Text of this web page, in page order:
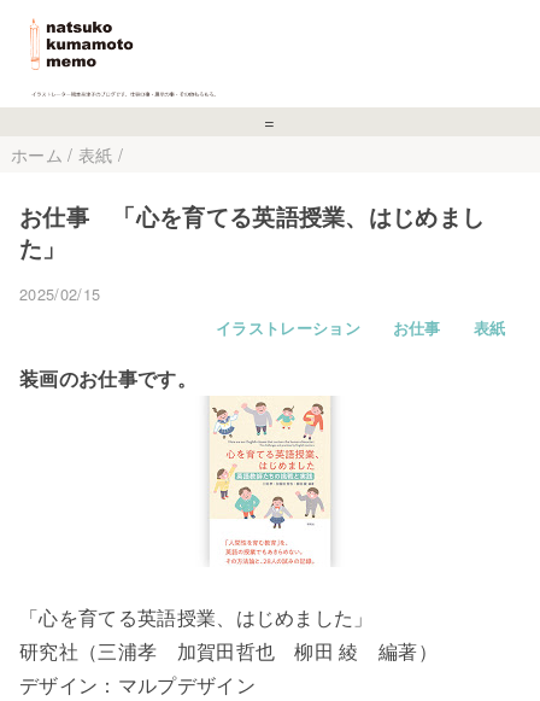
=
ホーム / 表紙 /
お仕事 「心を育てる英語授業、はじめまし
た」
2025/02/15
イラストレーション お仕事 表紙
装画のお仕事です。
「心を育てる英語授業、はじめました」
研究社（三浦孝 加賀田哲也 柳田 綾 編著）
デザイン：マルプデザイン